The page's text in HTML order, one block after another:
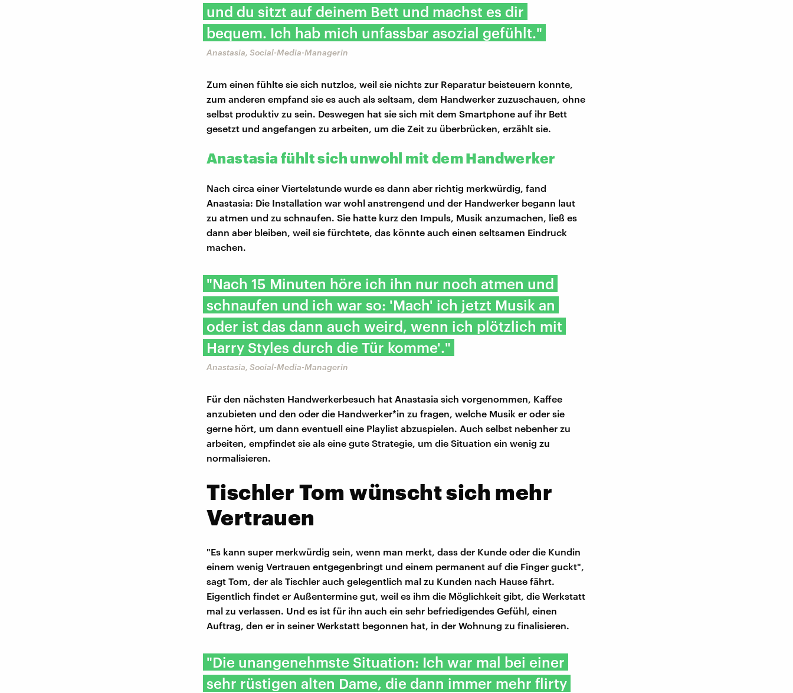
und du sitzt auf deinem Bett und machst es dir
bequem. Ich hab mich unfassbar asozial gefühlt."
Anastasia, Social-Media-Managerin
Zum einen fühlte sie sich nutzlos, weil sie nichts zur Reparatur beisteuern konnte,
zum anderen empfand sie es auch als seltsam, dem Handwerker zuzuschauen, ohne
selbst produktiv zu sein. Deswegen hat sie sich mit dem Smartphone auf ihr Bett
gesetzt und angefangen zu arbeiten, um die Zeit zu überbrücken, erzählt sie.
Anastasia fühlt sich unwohl mit dem Handwerker
Nach circa einer Viertelstunde wurde es dann aber richtig merkwürdig, fand
Anastasia: Die Installation war wohl anstrengend und der Handwerker begann laut
zu atmen und zu schnaufen. Sie hatte kurz den Impuls, Musik anzumachen, ließ es
dann aber bleiben, weil sie fürchtete, das könnte auch einen seltsamen Eindruck
machen.
"Nach 15 Minuten höre ich ihn nur noch atmen und
schnaufen und ich war so: 'Mach' ich jetzt Musik an
oder ist das dann auch weird, wenn ich plötzlich mit
Harry Styles durch die Tür komme'."
Anastasia, Social-Media-Managerin
Für den nächsten Handwerkerbesuch hat Anastasia sich vorgenommen, Kaffee
anzubieten und den oder die Handwerker*in zu fragen, welche Musik er oder sie
gerne hört, um dann eventuell eine Playlist abzuspielen. Auch selbst nebenher zu
arbeiten, empfindet sie als eine gute Strategie, um die Situation ein wenig zu
normalisieren.
Tischler Tom wünscht sich mehr
Vertrauen
"Es kann super merkwürdig sein, wenn man merkt, dass der Kunde oder die Kundin
einem wenig Vertrauen entgegenbringt und einem permanent auf die Finger guckt",
sagt Tom, der als Tischler auch gelegentlich mal zu Kunden nach Hause fährt.
Eigentlich findet er Außentermine gut, weil es ihm die Möglichkeit gibt, die Werkstatt
mal zu verlassen. Und es ist für ihn auch ein sehr befriedigendes Gefühl, einen
Auftrag, den er in seiner Werkstatt begonnen hat, in der Wohnung zu finalisieren.
"Die unangenehmste Situation: Ich war mal bei einer
sehr rüstigen alten Dame, die dann immer mehr flirty